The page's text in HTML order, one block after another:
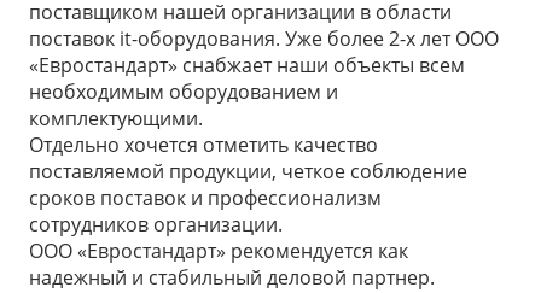
поставщиком нашей организации в области
поставок it-оборудования. Уже более 2-х лет ООО
«Евростандарт» снабжает наши объекты всем
необходимым оборудованием и
комплектующими.
Отдельно хочется отметить качество
поставляемой продукции, четкое соблюдение
сроков поставок и профессионализм
сотрудников организации.
ООО «Евростандарт» рекомендуется как
надежный и стабильный деловой партнер.